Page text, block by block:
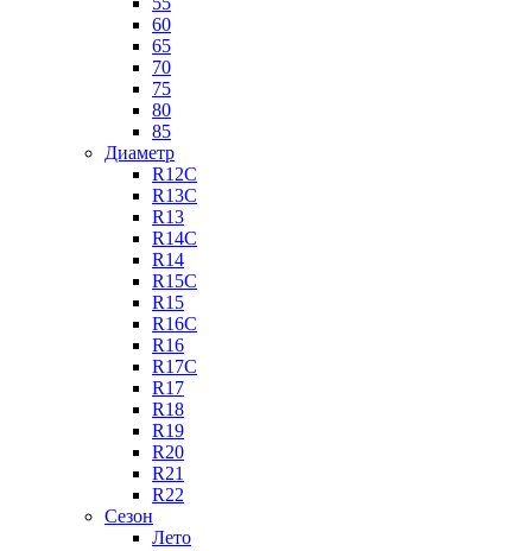
60
65
70
75
80
85
Диаметр
R12C
R13C
R13
R14C
R14
R15C
R15
R16C
R16
R17C
R17
R18
R19
R20
R21
R22
Сезон
Лето